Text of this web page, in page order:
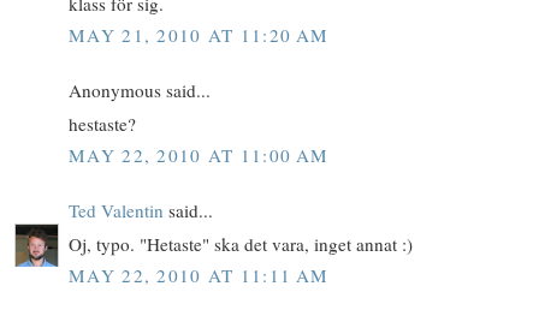
MAY 21, 2010 AT 11:20 AM
Anonymous said...
hestaste?
MAY 22, 2010 AT 11:00 AM
Ted Valentin said...
Oj, typo. "Hetaste" ska det vara, inget annat :)
MAY 22, 2010 AT 11:11 AM